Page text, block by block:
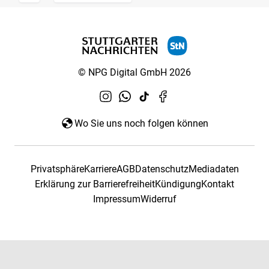
© NPG Digital GmbH 2026
Wo Sie uns noch folgen können
PrivatsphäreKarriereAGBDatenschutzMediadaten
Erklärung zur BarrierefreiheitKündigungKontakt
ImpressumWiderruf